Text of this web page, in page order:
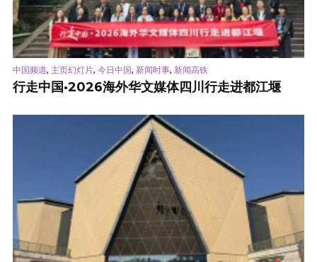
中国频道, 主页幻灯片, 今日中国, 新闻时事, 新闻高铁
行走中国·2026海外华文媒体四川行走进都江堰